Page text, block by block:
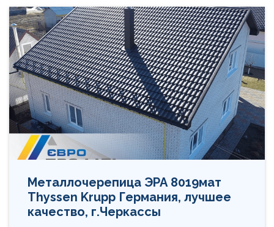
Металлочерепица ЭРА 8019мат
Thyssen Krupp Германия, лучшее
качество, г.Черкассы